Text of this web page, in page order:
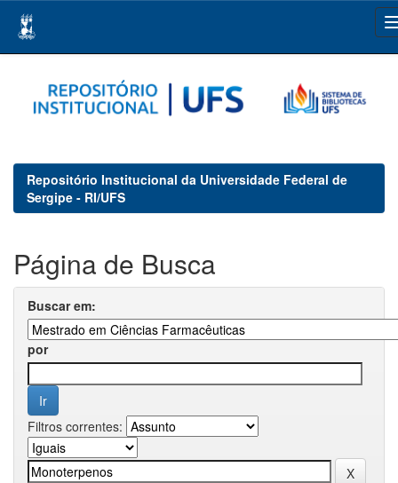
navigation
Repositório Institucional da Universidade Federal de
Sergipe - RI/UFS
Página de Busca
Buscar em:
por
Filtros correntes: